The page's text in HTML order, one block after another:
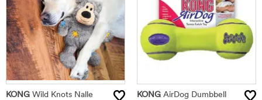
KONG Wild Knots Nalle KONG AirDog Dumbbell